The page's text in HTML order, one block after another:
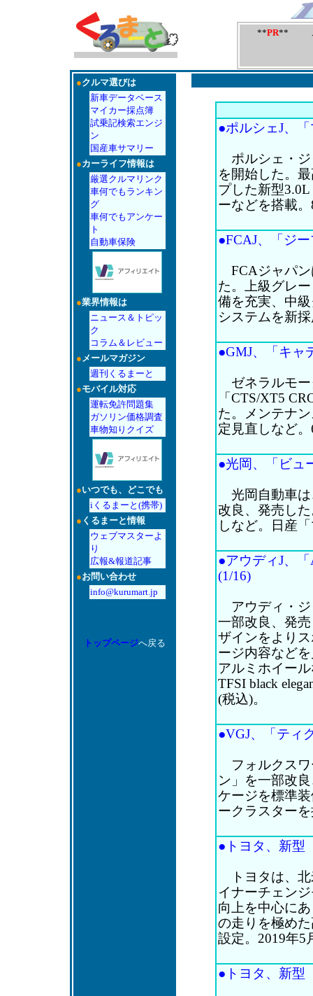
**PR** この
●クルマ選びは
新車データベース
マイカー採点簿
試乗記検索エンジ
ン
国産車サマリー
●カーライフ情報は
厳選クルマリンク
車何でもランキン
グ
車何でもアンケー
ト
自動車保険
●業界情報は
ニュース＆トピッ
ク
コラム＆レビュー
●メールマガジン
週刊くるまーと
●モバイル対応
運転免許問題集
ガソリン価格調査
車物知りクイズ
●いつでも、どこでも
iくるまーと(携帯)
● くるまーと情報
ウェブマスターよ
り
広報&報道記事
●お問い合わせ
info@kurumart.jp
トップページへ戻る
●ポルシェJ、
ポルシェ・ジ
を開始した。
プした新型
ーなどを搭載
●FCAJ、「ジ
FCAジャパン
た。上級グレ
備を充実、中
システムを新
●GMJ、「キャ
ゼネラルモー
「CTS/XT5
た。メンテナ
定見直しなど
●光岡、「ビュ
光岡自動車は
改良、発売し
しなど。日産
●アウディJ、
(1/16)
アウディ・ジ
一部改良、発
ザインをより
ージ内容など
アルミホイー
TFSI black
(税込)。
●VGJ、「ティ
フォルクスワ
ン」を一部改
ケージを標準
ークラスター
●トヨタ、新型
トヨタは、北
イナーチェン
向上を中心に
の走りを極めた
設定。2019年5
●トヨタ、新型